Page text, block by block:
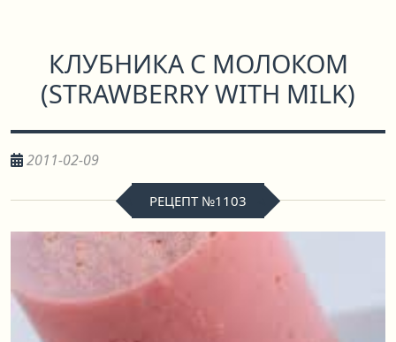
КЛУБНИКА С МОЛОКОМ
(STRAWBERRY WITH MILK)
2011-02-09
РЕЦЕПТ №1103